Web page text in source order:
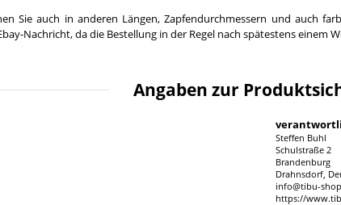
Sie auch in anderen Längen, Zapfendurchmessern und auch
Nachricht, da die Bestellung in der Regel nach spätestens einem
Angaben zur
Steffen Buhl
Schulstraße 2
Brandenburg
Drahnsdorf,
info@tibu-
https://